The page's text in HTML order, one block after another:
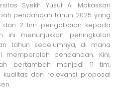
Syekh Yusuf Al Makassari
pendanaan tahun 2025 yang
2 tim pengabdian kepada
ini menunjukkan peningkatan
tahun sebelumnya, di mana
pendanaan. Kini,
bertambah menjadi 11 tim,
kualitas dan relevansi proposal